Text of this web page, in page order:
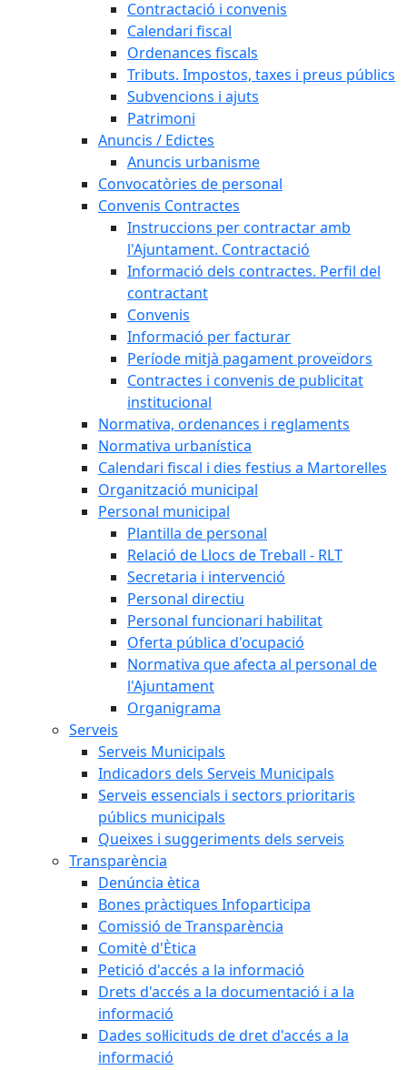
Contractació i convenis
Calendari fiscal
Ordenances fiscals
Tributs. Impostos, taxes i preus públics
Subvencions i ajuts
Patrimoni
Anuncis / Edictes
Anuncis urbanisme
Convocatòries de personal
Convenis Contractes
Instruccions per contractar amb
l'Ajuntament. Contractació
Informació dels contractes. Perfil del
contractant
Convenis
Informació per facturar
Període mitjà pagament proveïdors
Contractes i convenis de publicitat
institucional
Normativa, ordenances i reglaments
Normativa urbanística
Calendari fiscal i dies festius a Martorelles
Organització municipal
Personal municipal
Plantilla de personal
Relació de Llocs de Treball - RLT
Secretaria i intervenció
Personal directiu
Personal funcionari habilitat
Oferta pública d'ocupació
Normativa que afecta al personal de
l'Ajuntament
Organigrama
Serveis
Serveis Municipals
Indicadors dels Serveis Municipals
Serveis essencials i sectors prioritaris
públics municipals
Queixes i suggeriments dels serveis
Transparència
Denúncia ètica
Bones pràctiques Infoparticipa
Comissió de Transparència
Comitè d'Ètica
Petició d'accés a la informació
Drets d'accés a la documentació i a la
informació
Dades sol·licituds de dret d'accés a la
informació